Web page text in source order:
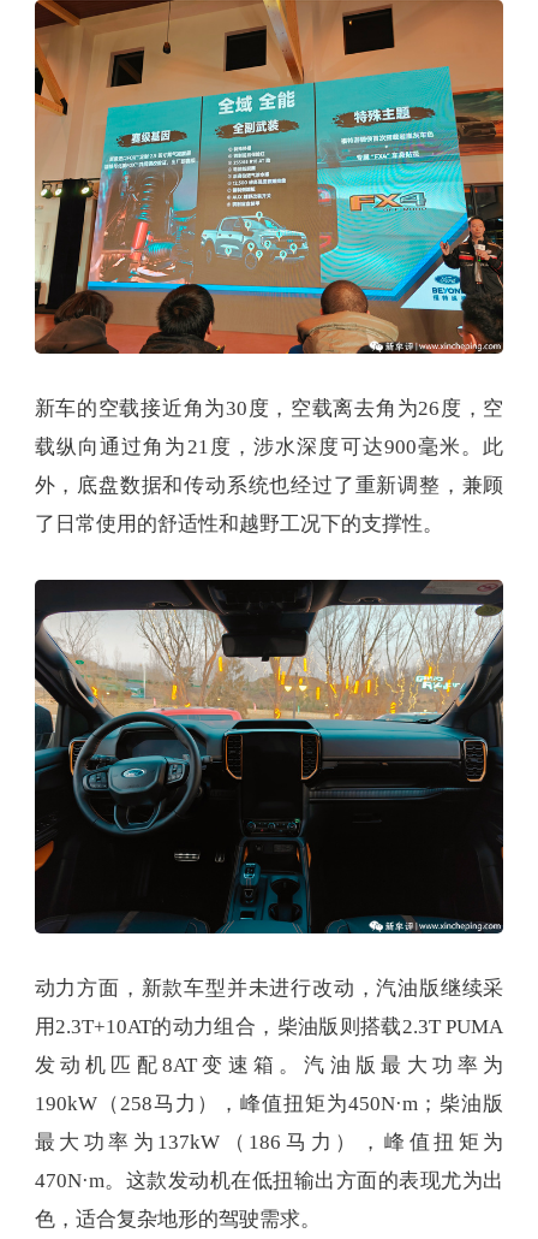
新车的空载接近角为30度，空载离去角为26度，空
载纵向通过角为21度，涉水深度可达900毫米。此
外，底盘数据和传动系统也经过了重新调整，兼顾
了日常使用的舒适性和越野工况下的支撑性。
动力方面，新款车型并未进行改动，汽油版继续采
用2.3T+10AT的动力组合，柴油版则搭载2.3T PUMA
发动机匹配8AT变速箱。汽油版最大功率为
190kW（258马力），峰值扭矩为450N·m；柴油版
最大功率为137kW（186马力），峰值扭矩为
470N·m。这款发动机在低扭输出方面的表现尤为出
色，适合复杂地形的驾驶需求。